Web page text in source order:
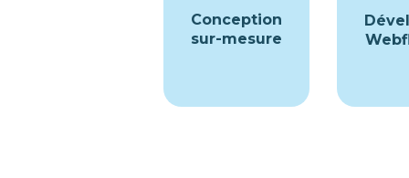
Conception
sur-mesure